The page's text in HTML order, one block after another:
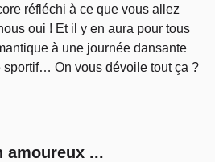
réfléchi à ce que vous allez
oui ! Et il y en aura pour tous
à une journée dansante
sportif… On vous dévoile tout ça ?
amoureux ...